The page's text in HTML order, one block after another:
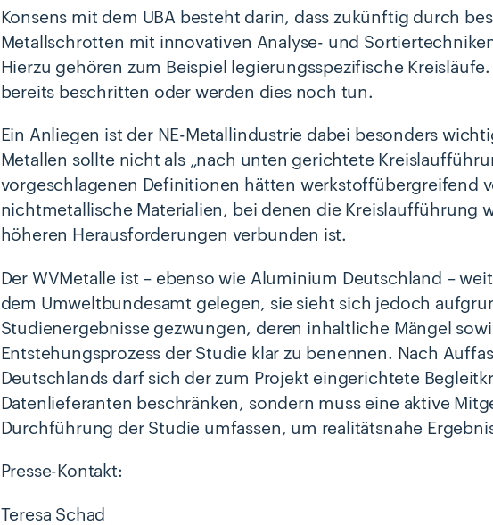
Konsens mit dem UBA besteht darin, dass zukünftig durch
Metallschrotten mit innovativen Analyse- und
Hierzu gehören zum Beispiel legierungsspezifische
bereits beschritten oder werden dies noch tun.
Ein Anliegen ist der NE-Metallindustrie dabei besonders
Metallen sollte nicht als „nach unten gerichtete
vorgeschlagenen Definitionen hätten werkstoffübergreifend
nichtmetallische Materialien, bei denen die Kreislaufführung
höheren Herausforderungen verbunden ist.
Der WVMetalle ist – ebenso wie Aluminium Deutschland –
dem Umweltbundesamt gelegen, sie sieht sich jedoch
Studienergebnisse gezwungen, deren inhaltliche Mängel
Entstehungsprozess der Studie klar zu benennen. Nach
Deutschlands darf sich der zum Projekt eingerichtete
Datenlieferanten beschränken, sondern muss eine aktive
Durchführung der Studie umfassen, um realitätsnahe
Presse-Kontakt:
Teresa Schad